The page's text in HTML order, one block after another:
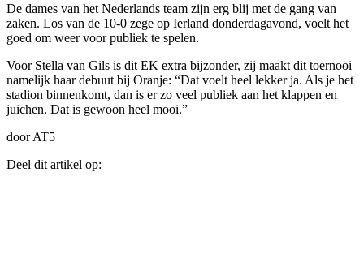
De dames van het Nederlands team zijn erg blij met de gang van
zaken. Los van de 10-0 zege op Ierland donderdagavond, voelt het
goed om weer voor publiek te spelen.
Voor Stella van Gils is dit EK extra bijzonder, zij maakt dit toernooi
namelijk haar debuut bij Oranje: “Dat voelt heel lekker ja. Als je het
stadion binnenkomt, dan is er zo veel publiek aan het klappen en
juichen. Dat is gewoon heel mooi.”
door AT5
Deel dit artikel op: